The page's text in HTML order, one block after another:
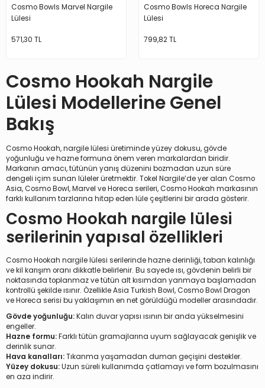
Cosmo Bowls Marvel Nargile
Lülesi
571,30 TL
Cosmo Bowls Horeca Nargile
Lülesi
799,82 TL
Cosmo Hookah Nargile
Lülesi Modellerine Genel
Bakış
Cosmo Hookah, nargile lülesi üretiminde yüzey dokusu, gövde
yoğunluğu ve hazne formuna önem veren markalardan biridir.
Markanın amacı, tütünün yanış düzenini bozmadan uzun süre
dengeli içim sunan lüleler üretmektir. Tokel Nargile’de yer alan Cosmo
Asia, Cosmo Bowl, Marvel ve Horeca serileri, Cosmo Hookah markasının
farklı kullanım tarzlarına hitap eden lüle çeşitlerini bir arada gösterir.
Cosmo Hookah nargile lülesi
serilerinin yapısal özellikleri
Cosmo Hookah nargile lülesi serilerinde hazne derinliği, taban kalınlığı
ve kil karışım oranı dikkatle belirlenir. Bu sayede ısı, gövdenin belirli bir
noktasında toplanmaz ve tütün alt kısımdan yanmaya başlamadan
kontrollü şekilde ısınır. Özellikle Asia Turkish Bowl, Cosmo Bowl Dragon
ve Horeca serisi bu yaklaşımın en net görüldüğü modeller arasındadır.
Gövde yoğunluğu:Kalın duvar yapısı ısının bir anda yükselmesini
engeller.
Hazne formu:Farklı tütün gramajlarına uyum sağlayacak genişlik ve
derinlik sunar.
Hava kanalları:Tıkanma yaşamadan duman geçişini destekler.
Yüzey dokusu:Uzun süreli kullanımda çatlamayı ve form bozulmasını
en aza indirir.